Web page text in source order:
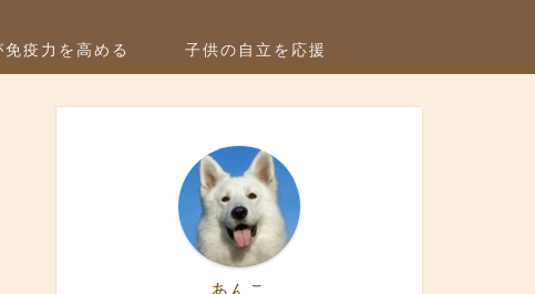
免疫力を高める 子供の自立を応援
あんこ